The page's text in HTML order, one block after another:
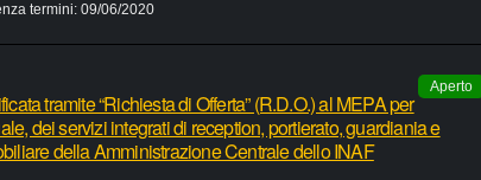
termini: 09/06/2020
Aperto
tramite “Richiesta di Offerta” (R.D.O.) al MEPA per
dei servizi integrati di reception, portierato, guardiania e
della Amministrazione Centrale dello INAF